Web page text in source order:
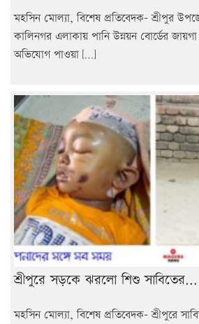
মহসিন মোল্যা, বিশেষ প্রতিবেদক- শ্রীপুর
কালিনগর এলাকায় পানি উন্নয়ন বোর্ডের
অভিযোগ পাওয়া […]
শ্রীপুরে সড়কে ঝরলো শিশু সাবিতের...
মহসিন মোল্যা, বিশেষ প্রতিবেদক- শ্রীপুরে